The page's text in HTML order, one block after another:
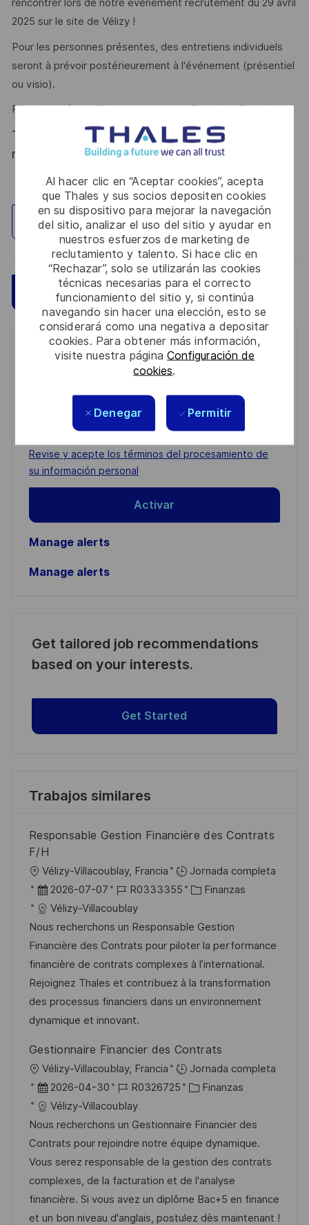
Al hacer clic en “Aceptar cookies”, acepta
que Thales y sus socios depositen cookies
en su dispositivo para mejorar la navegación
del sitio, analizar el uso del sitio y ayudar en
nuestros esfuerzos de marketing de
reclutamiento y talento. Si hace clic en
“Rechazar”, solo se utilizarán las cookies
técnicas necesarias para el correcto
funcionamiento del sitio y, si continúa
navegando sin hacer una elección, esto se
considerará como una negativa a depositar
cookies. Para obtener más información,
visite nuestra páginaConfiguración de
cookies.
Denegar Permitir
rencontrer lors de notre évènement recrutement du 29 avril
2025 sur le site de Vélizy !
Pour les personnes présentes, des entretiens individuels
seront à prévoir postérieurement à l'événement (présentiel
ou visio).
Places limitées – Uniquement sur confirmation d’inscription
Thales reconnait tous les talents, la diversité est
notre meilleur atout. Postulez et rejoignez nous !
Explorar ubicación
Aplicar ahora Guardar
Get notified for similar jobs
address
(Required)
Required
Revise y acepte los términos del procesamiento de
su información personal
Activar
Manage alerts
Manage alerts
Get tailored job recommendations
based on your interests.
Get Started
Trabajos similares
Responsable Gestion Financière des Contrats
F/H
U
b
c
a
c
i
ó
n
Vélizy-Villacoublay, Francia
Jornada completa
F
e
c
h
a
d
e
p
b
l
i
c
a
c
i
ó
n
2026-07-07
I
D
d
e
e
m
p
l
o
R0333355
C
t
e
g
o
r
Finanzas
Vélizy-Villacoublay
Nous recherchons un Responsable Gestion
Financière des Contrats pour piloter la performance
financière de contrats complexes à l’international.
Rejoignez Thales et contribuez à la transformation
des processus financiers dans un environnement
dynamique et innovant.
Gestionnaire Financier des Contrats
U
b
c
a
c
i
ó
n
Vélizy-Villacoublay, Francia
Jornada completa
F
e
c
h
a
d
e
p
2026-04-30
I
D
d
e
e
m
p
l
R0326725
C
t
e
g
o
r
í
Finanzas
Vélizy-Villacoublay
Nous recherchons un Gestionnaire Financier des
Contrats pour rejoindre notre équipe dynamique.
Vous serez responsable de la gestion des contrats
complexes, de la facturation et de l'analyse
financière. Si vous avez un diplôme Bac+5 en finance
et un bon niveau d'anglais, postulez dès maintenant !